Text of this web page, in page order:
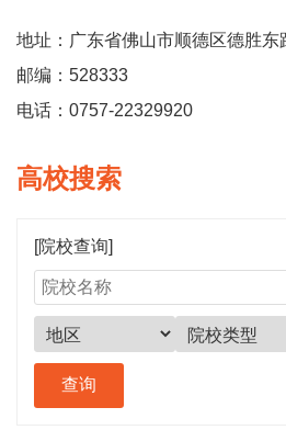
地址：广东省佛山市顺德区德胜东
邮编：528333
电话：0757-22329920
高校搜索
[院校查询]